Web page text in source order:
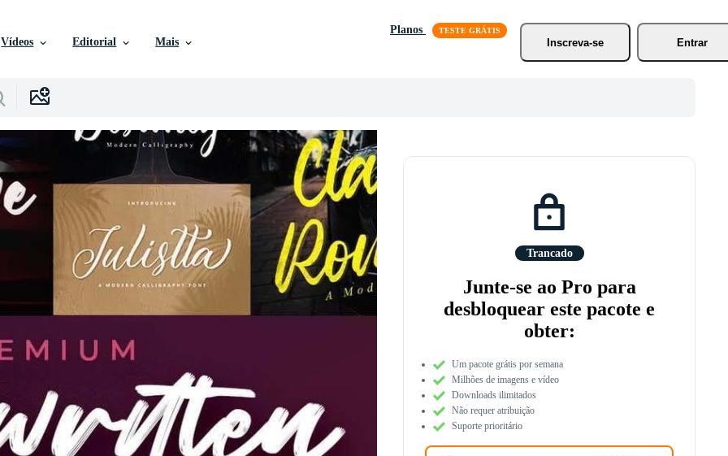
Vídeos Editorial Mais
Planos
Inscreva-se
Entrar
Trancado
Junte-se ao Pro para
desbloquear este pacote e
obter:
Um pacote grátis por semana
Milhões de imagens e vídeo
Downloads ilimitados
Não requer atribuição
Suporte prioritário